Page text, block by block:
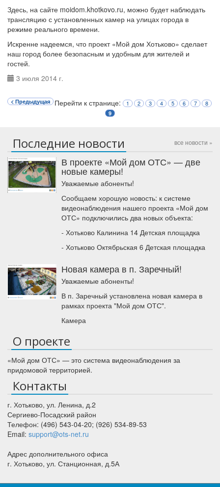
Здесь, на сайте moidom.khotkovo.ru, можно будет наблюдать
трансляцию с установленных камер на улицах города в
режиме реального времени.
Искренне надеемся, что проект «Мой дом Хотьково» сделает
наш город более безопасным и удобным для жителей и
гостей.
3 июля 2014 г.
Перейти к странице:
< Предыдущая 1 2 3 4 5 6 7 8
9
все новости »
Последние новости
В проекте «Мой дом ОТС» — две
новые камеры!
Уважаемые абоненты!
Сообщаем хорошую новость: к системе
видеонаблюдения нашего проекта «Мой дом
ОТС» подключились два новых объекта:
- Хотьково Калинина 14 Детская площадка
- Хотьково Октябрьская 6 Детская площадка
Новая камера в п. Заречный!
Уважаемые абоненты!
В п. Заречный установлена новая камера в
рамках проекта "Мой дом ОТС".
Камера
О проекте
«Мой дом ОТС» — это система видеонаблюдения за
придомовой территорией.
Контакты
г. Хотьково, ул. Ленина, д.2
Сергиево-Посадский район
Телефон: (496) 543-04-20; (926) 534-89-53
Email: support@ots-net.ru
Адрес дополнительного офиса
г. Хотьково, ул. Станционная, д.5А